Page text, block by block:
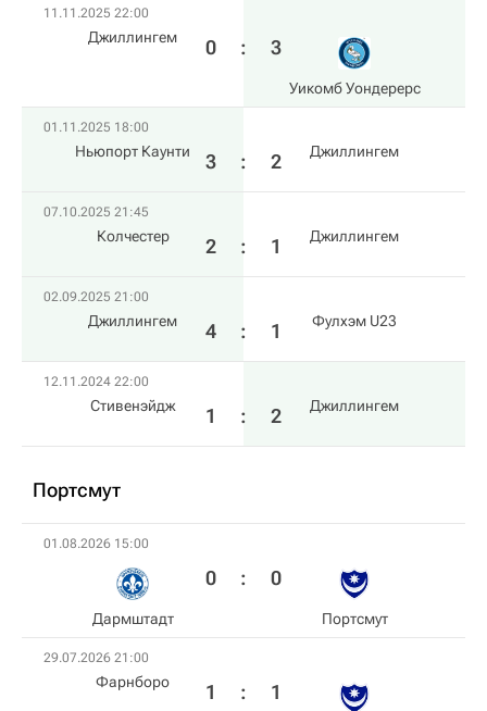
11.11.2025 22:00
Джиллингем 0 : 3
Уикомб Уондерерс
01.11.2025 18:00
Ньюпорт Каунти 3 : 2 Джиллингем
07.10.2025 21:45
Колчестер 2 : 1 Джиллингем
02.09.2025 21:00
Джиллингем 4 : 1 Фулхэм U23
12.11.2024 22:00
Стивенэйдж 1 : 2 Джиллингем
Пoртсмут
01.08.2026 15:00
Дармштадт
0 : 0
Пoртсмут
29.07.2026 21:00
Фарнборо 1 : 1